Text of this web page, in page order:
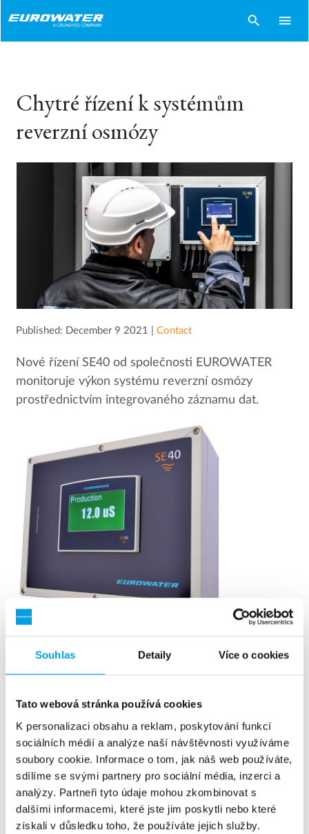
Souhlas Detaily Více o cookies
Tato webová stránka používá cookies
K personalizaci obsahu a reklam, poskytování funkcí
sociálních médií a analýze naší návštěvnosti využíváme
soubory cookie. Informace o tom, jak náš web používáte,
sdílíme se svými partnery pro sociální média, inzerci a
analýzy. Partneři tyto údaje mohou zkombinovat s
dalšími informacemi, které jste jim poskytli nebo které
získali v důsledku toho, že používáte jejich služby.
search menu
Chytré řízení k systémům
reverzní osmózy
Published: December 9 2021 |Contact
Nové řízení SE40 od společnosti EUROWATER
monitoruje výkon systému reverzní osmózy
prostřednictvím integrovaného záznamu dat.
Pomocí řízení SE40 je možné shromažďovat vybrané
parametry procesu v reálném čase, zejména vodivost,
tabulek a grafů na intuitivní barevné dotykové
obrazovce.
Řízení SE40 navrhli a vyvinuli techničtí inženýři
společnosti EUROWATER. Na základě mnohaletých
profesních zkušeností vypracovali flexibilní software,
který lze nakonfigurovat na míru – přesně podle
specifických potřeb zákazníků. Naši kvalifikovaní